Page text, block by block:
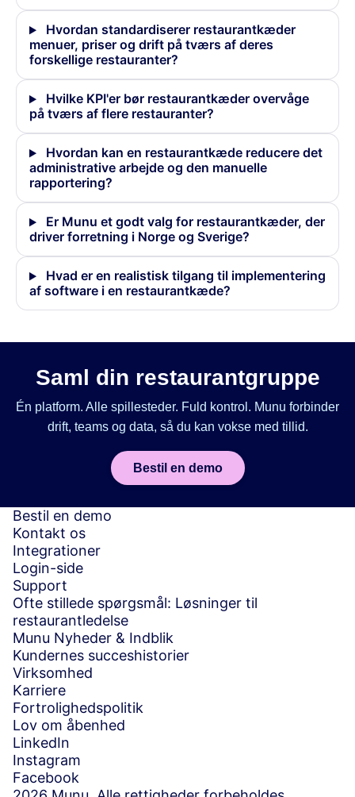
Hvordan standardiserer restaurantkæder
menuer, priser og drift på tværs af deres
forskellige restauranter?
Hvilke KPI'er bør restaurantkæder overvåge
på tværs af flere restauranter?
Hvordan kan en restaurantkæde reducere det
administrative arbejde og den manuelle
rapportering?
Er Munu et godt valg for restaurantkæder, der
driver forretning i Norge og Sverige?
Hvad er en realistisk tilgang til implementering
af software i en restaurantkæde?
Saml din restaurantgruppe
Én platform. Alle spillesteder. Fuld kontrol. Munu forbinder
drift, teams og data, så du kan vokse med tillid.
Bestil en demo
Bestil en demo
Kontakt os
Integrationer
Login-side
Support
Ofte stillede spørgsmål: Løsninger til
restaurantledelse
Munu Nyheder & Indblik
Kundernes succeshistorier
Virksomhed
Karriere
Fortrolighedspolitik
Lov om åbenhed
LinkedIn
Instagram
Facebook